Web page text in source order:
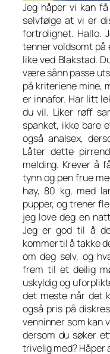
Jeg håper vi kan
selvfølge at vi er
fortrolighet. Hallo.
tenner voldsomt på
like ved Blakstad.
være sånn passe
på kriteriene mine,
er innafor. Har litt
du vil. Liker røff
spanket, ikke bare
også analsex,
Låter dette
melding. Krever å
tynn og pen frue
høy, 80 kg, med
pupper, og trener
jeg love deg en
Jeg er god til å
kommer til å takke
om deg selv, og
frem til et deilig
uskyldig og
det meste når det
også pris på
venninner som kan
dersom du søker
trivelig med? Håper